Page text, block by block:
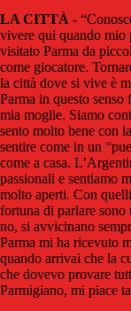
LA CITTÀ -
vivere qui quando mio
visitato Parma da
come giocatore.
la città dove si vive è
Parma in questo
mia moglie. Siamo
sento molto bene con
sentire come in un
come a casa.
passionali e sentiamo
molto aperti. Con
fortuna di parlare
no, si avvicinano
Parma mi ha ricevuto
quando arrivai che la
che dovevo provare
Parmigiano, mi piace